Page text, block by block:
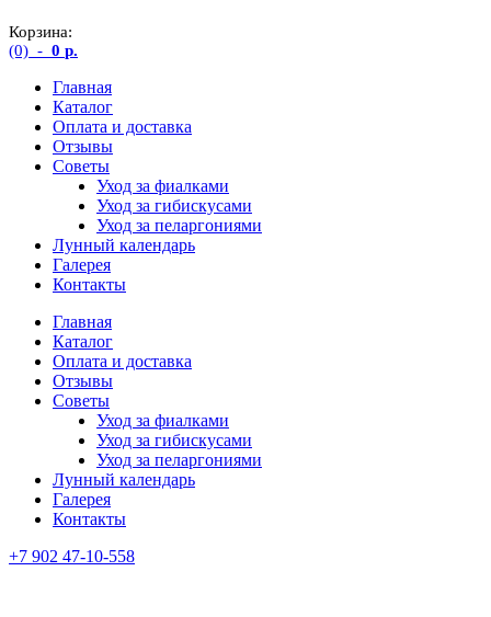
Корзина:
(0) - 0 р.
Главная
Каталог
Оплата и доставка
Отзывы
Советы
Уход за фиалками
Уход за гибискусами
Уход за пеларгониями
Лунный календарь
Галерея
Контакты
Главная
Каталог
Оплата и доставка
Отзывы
Советы
Уход за фиалками
Уход за гибискусами
Уход за пеларгониями
Лунный календарь
Галерея
Контакты
+7 902 47-10-558